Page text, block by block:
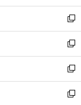
開
く
ウ
で
開
く
ン
ド
ウ
で
開
く
新
し
い
ウ
ィ
ン
ド
新
し
い
ウ
ィ
新
し
い
新